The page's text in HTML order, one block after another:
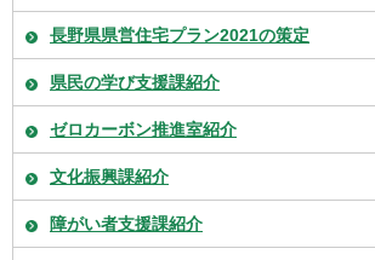
長野県県営住宅プラン2021の策定
県民の学び支援課紹介
ゼロカーボン推進室紹介
文化振興課紹介
障がい者支援課紹介